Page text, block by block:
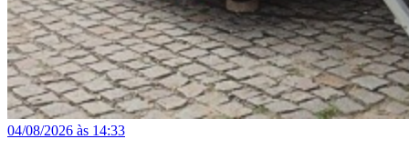
04/08/2026 às 14:33